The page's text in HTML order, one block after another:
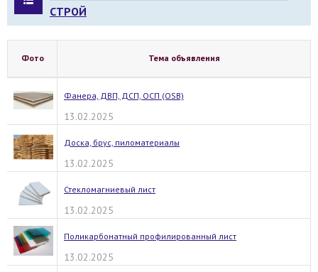
СТРОЙ
Фото Тема объявления
Фанера, ДВП, ДСП, ОСП (OSB)
13.02.2025
Доска, брус, пиломатериалы
13.02.2025
Стекломагниевый лист
13.02.2025
Поликарбонатный профилированный лист
13.02.2025